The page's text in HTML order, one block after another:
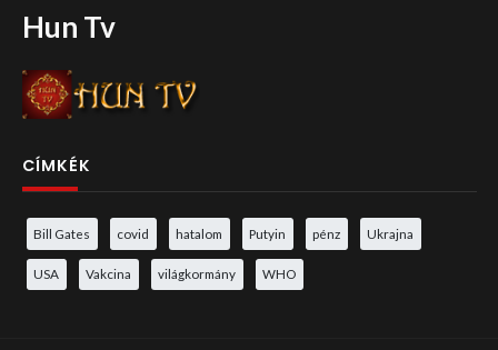
Hun Tv
CÍMKÉK
Bill Gates covid hatalom Putyin pénz Ukrajna
USA Vakcina világkormány WHO